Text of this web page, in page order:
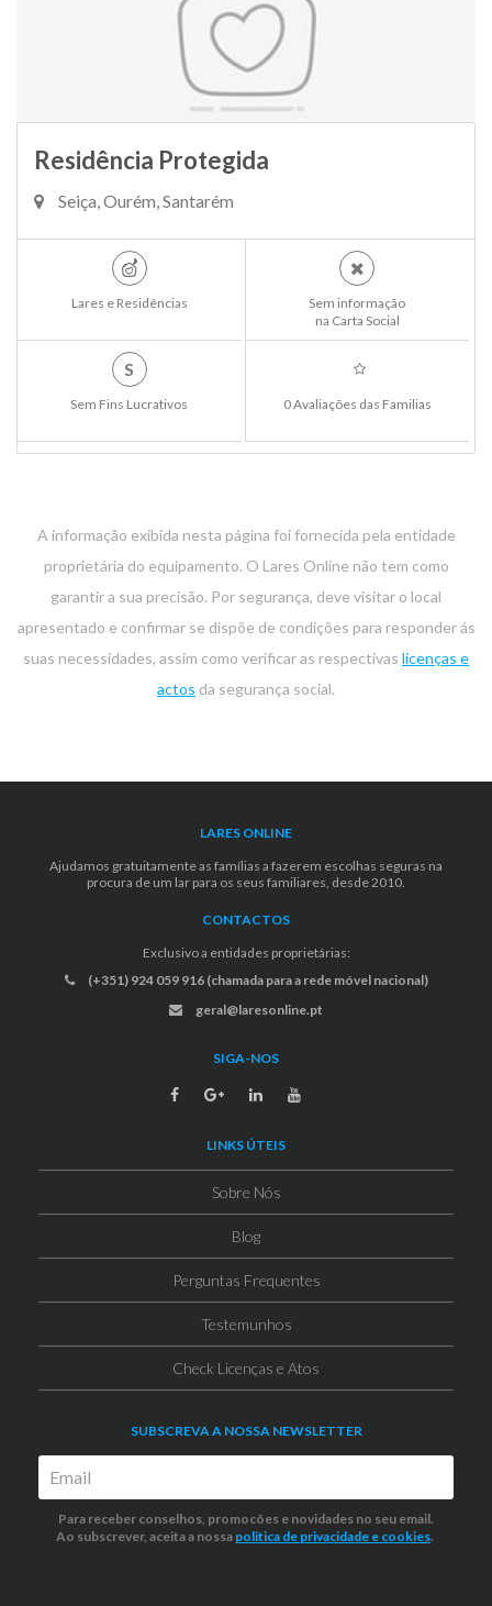
Residência Protegida
Seiça, Ourém, Santarém
Lares e Residências
Sem informação
na Carta Social
S
Sem Fins Lucrativos 0 Avaliações das Familias
A informação exibida nesta página foi fornecida pela entidade
proprietária do equipamento. O Lares Online não tem como
garantir a sua precisão. Por segurança, deve visitar o local
apresentado e confirmar se dispõe de condições para responder ás
suas necessidades, assim como verificar as respectivas licenças e
actos da segurança social.
LARES ONLINE
Ajudamos gratuitamente as famílias a fazerem escolhas seguras na
procura de um lar para os seus familiares, desde 2010.
CONTACTOS
Exclusivo a entidades proprietárias:
(+351) 924 059 916 (chamada para a rede móvel nacional)
geral@laresonline.pt
SIGA-NOS
LINKS ÚTEIS
Sobre Nós
Blog
Perguntas Frequentes
Testemunhos
Check Licenças e Atos
SUBSCREVA A NOSSA NEWSLETTER
Para receber conselhos, promocões e novidades no seu email.
Ao subscrever, aceita a nossa politica de privacidade e cookies.